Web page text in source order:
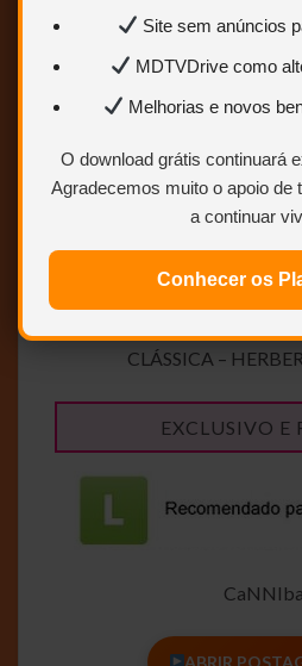
Site sem anúncios
MDTVDrive como
Melhorias e novos
O download grátis continuará
Agradecemos muito o apoio de
a continuar
Conhecer os
CLÁSSICA –
EXCLUSIVO E